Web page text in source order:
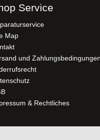
Service
Map
und Zahlungsbedingungen
& Rechtliches